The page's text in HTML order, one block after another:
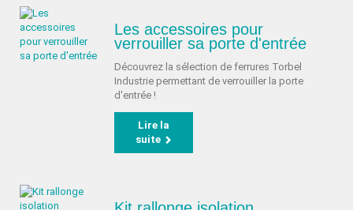
Les accessoires pour
verrouiller sa porte d'entrée
Découvrez la sélection de ferrures Torbel
Industrie permettant de verrouiller la porte
d'entrée !
Lire la
suite